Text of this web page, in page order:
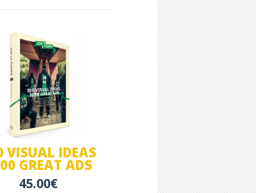
VISUAL IDEAS
GREAT ADS
45.00€